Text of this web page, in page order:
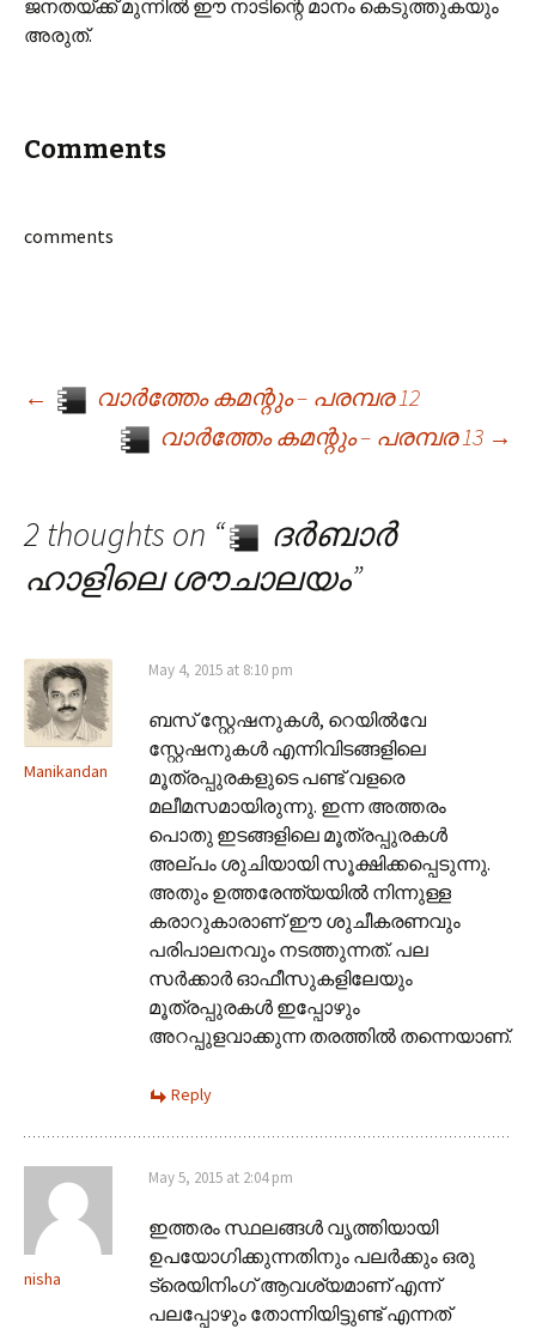
ജനതയ്ക്ക് മുന്നിൽ ഈ നാടിന്റെ മാനം കെടുത്തുകയും
അരുത്.
Comments
comments
Post navigation
←
വാർത്തേം കമന്റും – പരമ്പര 12
വാർത്തേം കമന്റും – പരമ്പര 13 →
2 thoughts on “
ദർബാർ
ഹാളിലെ ശൗചാലയം”
Manikandan
May 4, 2015 at 8:10 pm
ബസ് സ്റ്റേഷനുകൾ, റെയിൽവേ
സ്റ്റേഷനുകൾ എന്നിവിടങ്ങളിലെ
മൂത്രപ്പുരകളുടെ പണ്ട് വളരെ
മലീമസമായിരുന്നു. ഇന്ന അത്തരം
പൊതു ഇടങ്ങളിലെ മൂത്രപ്പുരകൾ
അല്പം ശുചിയായി സൂക്ഷിക്കപ്പെടുന്നു.
അതും ഉത്തരേന്ത്യയിൽ നിന്നുള്ള
കരാറുകാരാണ് ഈ ശുചീകരണവും
പരിപാലനവും നടത്തുന്നത്. പല
സർക്കാർ ഓഫീസുകളിലേയും
മൂത്രപ്പുരകൾ ഇപ്പോഴും
അറപ്പുളവാക്കുന്ന തരത്തിൽ തന്നെയാണ്.
Reply
nisha
May 5, 2015 at 2:04 pm
ഇത്തരം സ്ഥലങ്ങള്‍ വൃത്തിയായി
ഉപയോഗിക്കുന്നതിനും പലര്‍ക്കും ഒരു
ട്രെയിനിംഗ് ആവശ്യമാണ്‌ എന്ന്
പലപ്പോഴും തോന്നിയിട്ടുണ്ട് എന്നത്